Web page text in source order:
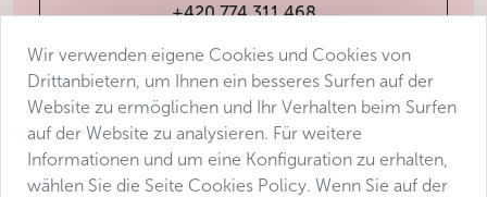
+420 774 311 468
info@avantgarde-prague.cz
Geschäftsbedingungen
Datenschutz
Wir verwenden eigene Cookies und Cookies von
Drittanbietern, um Ihnen ein besseres Surfen auf der
Website zu ermöglichen und Ihr Verhalten beim Surfen
auf der Website zu analysieren. Für weitere
Informationen und um eine Konfiguration zu erhalten,
wählen Sie die Seite Cookies Policy. Wenn Sie auf der